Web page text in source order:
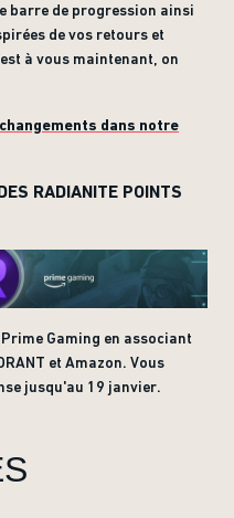
barre de progression ainsi
de vos retours et
à vous maintenant, on
dans notre
RADIANITE POINTS
Gaming en associant
et Amazon. Vous
jusqu'au 19 janvier.